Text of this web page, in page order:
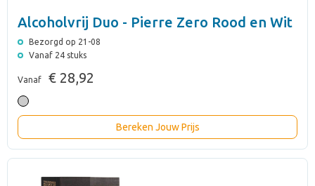
Alcoholvrij Duo - Pierre Zero Rood en Wit
Bezorgd op 21-08
Vanaf 24 stuks
Vanaf € 28,92
Bereken Jouw Prijs